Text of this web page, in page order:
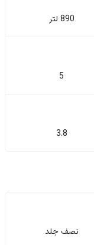
890 لتر
5
3.8
نصف جلد